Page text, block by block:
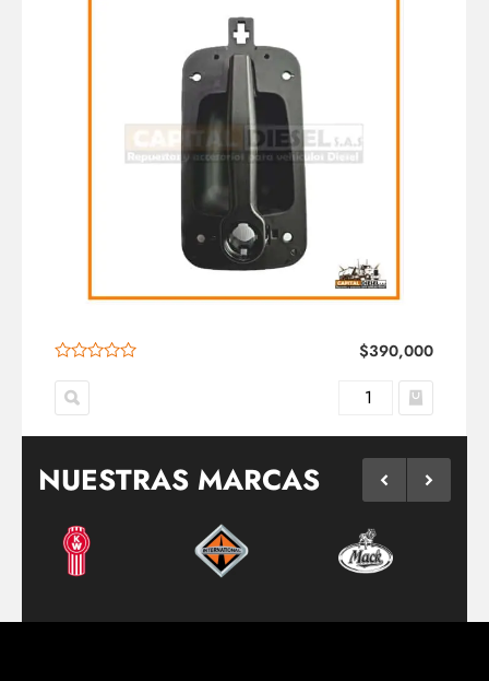
$390,000
NUESTRAS MARCAS